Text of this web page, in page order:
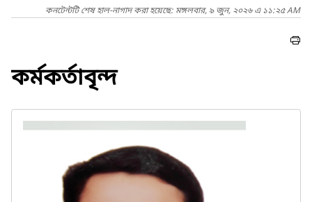
কনটেন্টটি শেষ হাল-নাগাদ করা হয়েছে: মঙ্গলবার, ৯ জুন, ২০২৬ এ ১১:২৫ AM
কর্মকর্তাবৃন্দ